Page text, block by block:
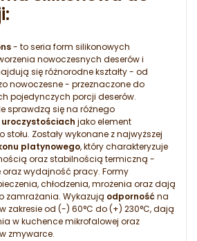
- to seria form silikonowych
nowoczesnych deserów i
się różnorodne kształty - od
nowoczesne - przeznaczone do
pojedynczych porcji deserów.
sprawdzą się na różnego
jako element
stołu. Zostały wykonane z najwyższej
platynowego, który charakteryzuje
oraz stabilnością termiczną -
wydajność pracy. Formy
chłodzenia, mrożenia oraz dają
zamrażania. Wykazują odpornośćna
zakresie od (-) 60°C do (+) 230°C, dają
w kuchence mikrofalowej oraz
zmywarce.